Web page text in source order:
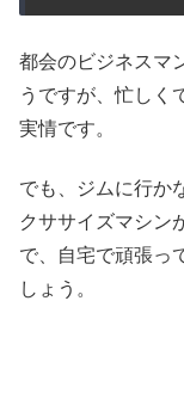
都会のビジネスマ
うですが、忙しく
実情です。
でも、ジムに行か
クササイズマシン
で、自宅で頑張っ
しょう。